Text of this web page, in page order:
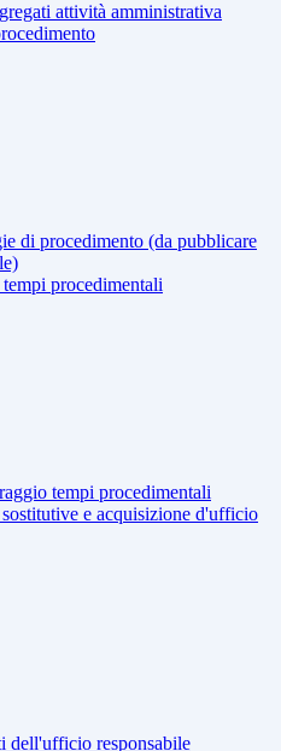
attività amministrativa
di procedimento (da pubblicare
procedimentali
tempi procedimentali
e acquisizione d'ufficio
dell'ufficio responsabile